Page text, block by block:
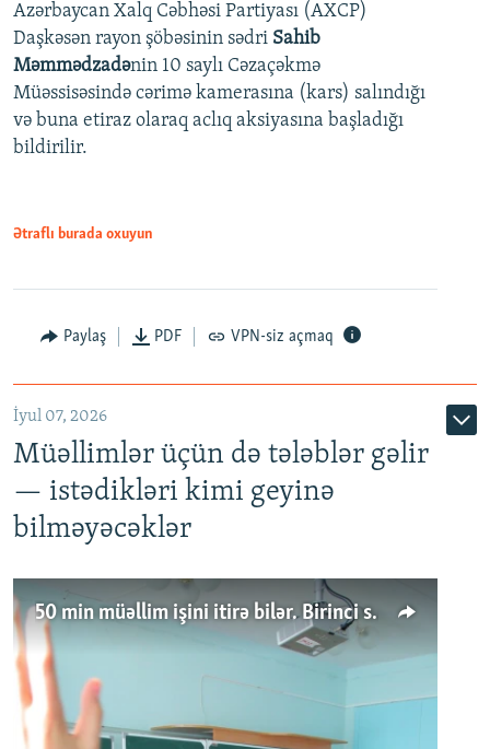
Auto 240p 360p
720p 1080p
360p
720p
1080p
Azərbaycan Xalq Cəbhəsi Partiyası (AXCP)
Daşkəsən rayon şöbəsinin sədri Sahib
Məmmədzadənin 10 saylı Cəzaçəkmə
Müəssisəsində cərimə kamerasına (kars) salındığı
və buna etiraz olaraq aclıq aksiyasına başladığı
bildirilir.
Ətraflı burada oxuyun
Paylaş PDF VPN-siz açmaq
İyul 07, 2026
Müəllimlər üçün də tələblər gəlir
— istədikləri kimi geyinə
bilməyəcəklər
50 min müəllim işini itirə bilər. Birinci sinfə gedənlər azalır